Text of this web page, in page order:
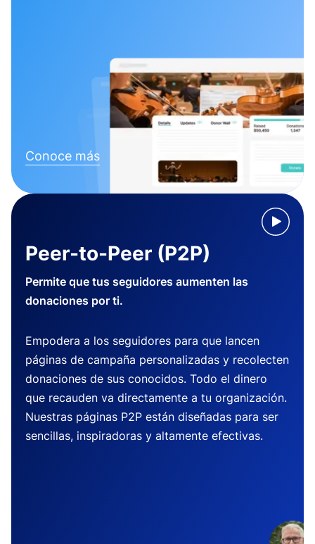
Conoce más
Peer-to-Peer (P2P)
Permite que tus seguidores aumenten las
donaciones por ti.
Empodera a los seguidores para que lancen
páginas de campaña personalizadas y recolecten
donaciones de sus conocidos. Todo el dinero
que recauden va directamente a tu organización.
Nuestras páginas P2P están diseñadas para ser
sencillas, inspiradoras y altamente efectivas.